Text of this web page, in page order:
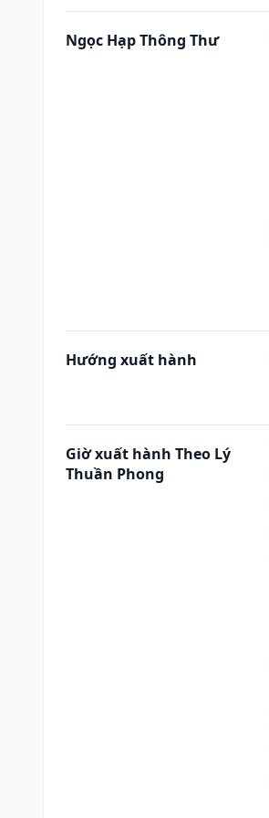
Ngọc Hạp Thông Thư
Hướng xuất hành
Giờ xuất hành Theo Lý
Thuần Phong